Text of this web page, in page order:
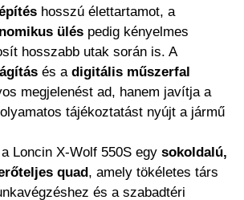
hosszú élettartamot, a
ülés pedig kényelmes
hosszabb utak során is. A
és a digitális műszerfal
megjelenést ad, hanem javítja a
tájékoztatást nyújt a jármű
Loncin X-Wolf 550S egy sokoldalú,
quad, amely tökéletes társ
és a szabadtéri